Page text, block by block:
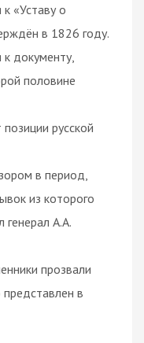
«Уставу о
в 1826 году.
документу,
половине
русской
в период,
из которого
генерал А.А.
прозвали
в